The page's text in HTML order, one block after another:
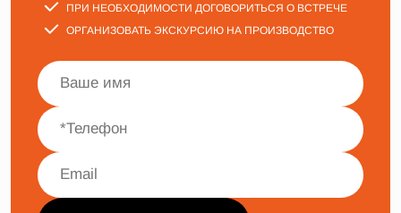
ПРИ НЕОБХОДИМОСТИ ДОГОВОРИТЬСЯ О ВСТРЕЧЕ
ОРГАНИЗОВАТЬ ЭКСКУРСИЮ НА ПРОИЗВОДСТВО